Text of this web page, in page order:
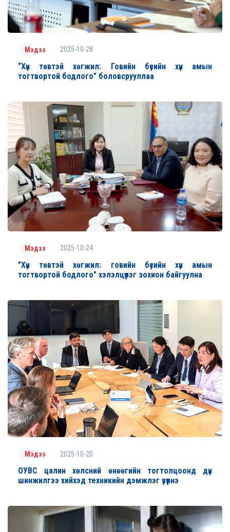
Мэдээ 2025-10-28
“Хүн төвтэй хөгжил: Говийн бүсийн хүн амын
тогтвортой бодлого” боловсрууллаа
Мэдээ 2025-10-24
"Хүн төвтэй хөгжил: говийн бүсийн хүн амын
тогтвортой бодлого" хэлэлцүүлэг зохион байгуулна
Мэдээ 2025-10-20
ОУВС цалин хөлсний өнөөгийн тогтолцоонд дүн
шинжилгээ хийхэд техникийн дэмжлэг үзүүлнэ